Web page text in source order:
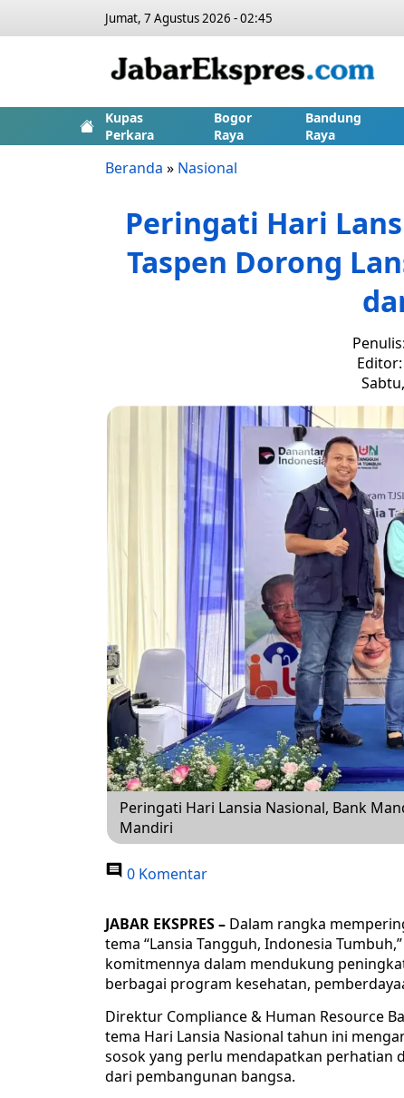
Jumat, 7 Agustus 2026 - 02:45
Kupas
Perkara
Bogor
Raya
Bandung
Raya
Beranda » Nasional
Peringati Hari
Taspen Dorong
Penulis:
Peringati Hari Lansia Nasional, Bank
Mandiri
0 Komentar
JABAR EKSPRES – Dalam rangka
tema “Lansia Tangguh, Indonesia
komitmennya dalam mendukung
berbagai program kesehatan,
Direktur Compliance & Human Resource
tema Hari Lansia Nasional tahun ini
sosok yang perlu mendapatkan perhatian
dari pembangunan bangsa.